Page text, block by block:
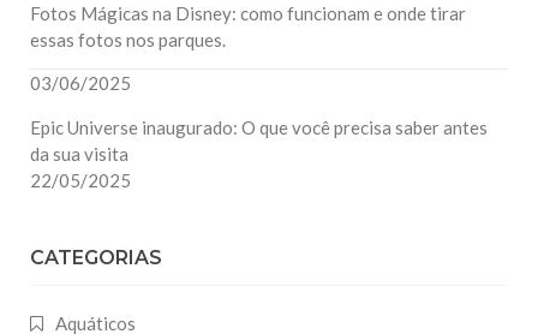
Fotos Mágicas na Disney: como funcionam e onde tirar
essas fotos nos parques.
03/06/2025
Epic Universe inaugurado: O que você precisa saber antes
da sua visita
22/05/2025
CATEGORIAS
Aquáticos